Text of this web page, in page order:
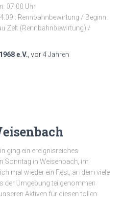
07:00 Uhr
Rennbahnbewirtung / Beginn:
Zelt (Rennbahnbewirtung) /
e.V. , vor4 Jahren
ging ein ereignisreiches
Sonntag in Weisenbach, im
mal wieder ein Fest, an dem viele
der Umgebung teilgenommen
Aktiven für diesen tollen